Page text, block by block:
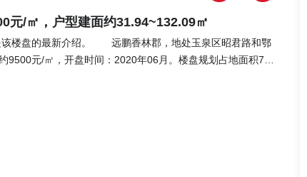
元/㎡，户型建面约31.94~132.09㎡
楼盘的最新介绍。 远鹏香林郡，地处玉泉区昭君路和鄂
元/㎡，开盘时间：2020年06月。楼盘规划占地面积73